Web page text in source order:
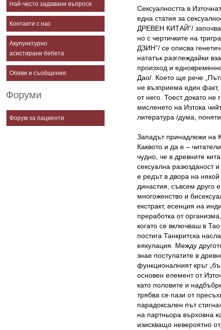
Най-често задавани въпроси
Контакти с нас
Акупунктурно
асистирани бебета
Обяви и съобщения
Форуми
Форум за пациенти
Сексуалността в
една статия за
ДРЕВЕН КИТАЙ”/
но с чертичките на
ДЗИН”/ се описва
нататък разглеждайки
произход и
Дао/. Което ще рече
не възприема един
от него. Тоест докато
мисленето на Изтока
литература /дума,
Западът принадлежи на
Каквото и да е –
чудно, че в древните
сексуална разюзданост
е редът в двора на
династия, съвсем друго
многоженство и
екстракт, есенция на
преработка от
когато се включваш в
постига Танкритска
еякулация. Между
знае постулатите в
функционалният кръг
основен елемент от
като половите и
трябва се пази от
парадоксален път
на партньора върховна
изискващо невероятно